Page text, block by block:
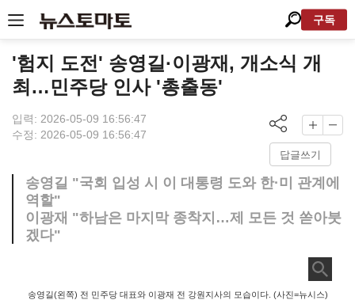
구독
'험지 도전' 송영길·이광재, 개소식 개
최…민주당 인사 '총출동'
입력: 2026-05-09 16:56:47
수정: 2026-05-09 16:56:47
답글쓰기
송영길 "국회 입성 시 이 대통령 도와 한·미 관계에
역할"
이광재 "하남은 마지막 종착지…제 모든 것 쏟아붓
겠다"
송영길(왼쪽) 전 민주당 대표와 이광재 전 강원지사의 모습이다. (사진=뉴시스)